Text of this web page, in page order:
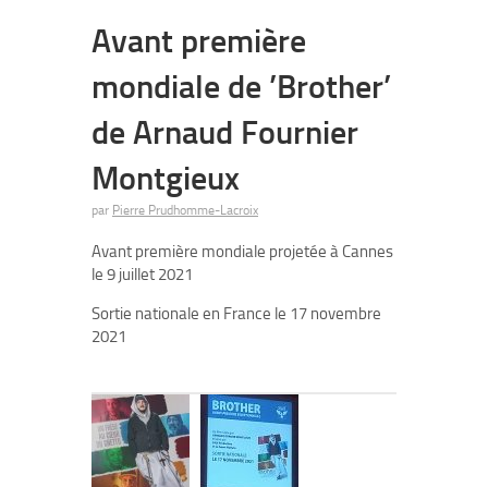
Avant première
mondiale de ’Brother’
de Arnaud Fournier
Montgieux
par Pierre Prudhomme-Lacroix
Avant première mondiale projetée à Cannes
le 9 juillet 2021
Sortie nationale en France le 17 novembre
2021